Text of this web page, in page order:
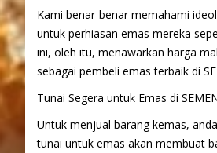
Kami benar-benar memahami
untuk perhiasan emas mereka
ini, oleh itu, menawarkan harga
sebagai pembeli emas terbaik di
Tunai Segera untuk Emas di
Untuk menjual barang kemas,
tunai untuk emas akan membuat